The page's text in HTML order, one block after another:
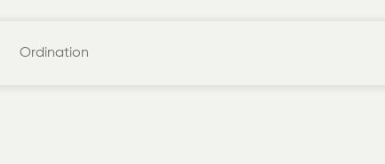
Ordination